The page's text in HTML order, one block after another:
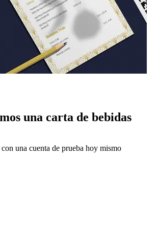
una carta de bebidas
con una cuenta de prueba hoy mismo